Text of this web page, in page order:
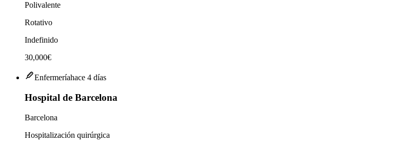
Polivalente
Rotativo
Indefinido
30,000€
Enfermeríahace 4 días
Hospital de Barcelona
Barcelona
Hospitalización quirúrgica